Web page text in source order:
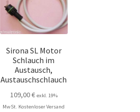
Sirona SL Motor
Schlauch im
Austausch,
Austauschschlauch
109,00€ exkl. 19%
MwSt. Kostenloser Versand